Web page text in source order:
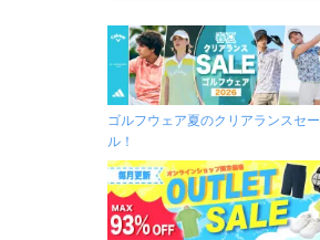
ゴルフウェア夏のクリアランスセー
ル！